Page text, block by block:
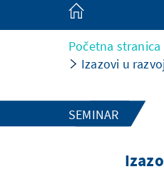
Početna stranica
Izazovi u
SEMINAR